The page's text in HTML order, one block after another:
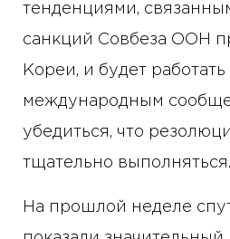
тенденциями,
санкций Совбеза ООН
Кореи, и будет работать
международным
убедиться, что
тщательно выполняться.
На прошлой неделе